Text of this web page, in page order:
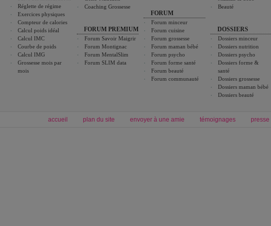
Réglette de régime
Exercices physiques
Compteur de calories
Calcul poids idéal
Calcul IMC
Courbe de poids
Calcul IMG
Grossesse mois par
mois
Coaching Grossesse
FORUM PREMIUM
Forum Savoir Maigrir
Forum Montignac
Forum MentalSlim
Forum SLIM data
FORUM
Forum minceur
Forum cuisine
Forum grossesse
Forum maman bébé
Forum psycho
Forum forme santé
Forum beauté
Forum communauté
Beauté
DOSSIERS
Dossiers minceur
Dossiers nutrition
Dossiers psycho
Dossiers forme &
santé
Dossiers grossesse
Dossiers maman bébé
Dossiers beauté
accueil plan du site envoyer à une amie témoignages presse